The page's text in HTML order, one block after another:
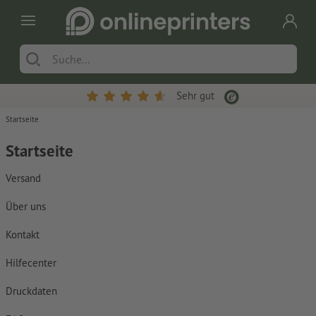
Sehr gut
Startseite
Startseite
Versand
Über uns
Kontakt
Hilfecenter
Druckdaten